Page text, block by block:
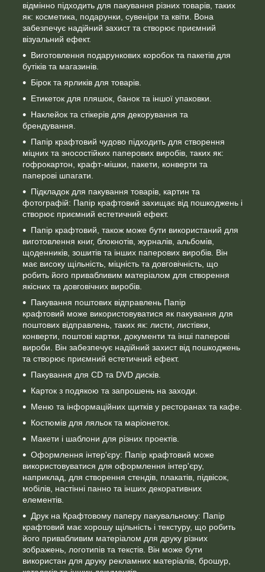
відмінно підходить для пакування різних товарів, таких
як: косметика, подарунки, сувеніри та квіти. Вона
забезпечує надійний захист та створює приємний
візуальний ефект.
Виготовлення подарункових коробок та пакетів для
бутіків та магазинів.
Бірок та ярликів для товарів.
Етикеток для пляшок, банок та іншої упаковки.
Наклейок та стікерів для декорування та
брендування.
Папір крафтовий чудово підходить для створення
міцних та зносостійких паперових виробів, таких як:
гофрокартон, крафт-мішки, пакети, конверти та
паперові шпагати.
Підкладок для пакування товарів, картин та
фотографій: Папір крафтовий захищає від пошкоджень і
створює приємний естетичний ефект.
Папір крафтовий, також може бути використаний для
виготовлення книг, блокнотів, журналів, альбомів,
щоденників, зошитів та інших паперових виробів. Він
має високу щільність, міцність та довговічність, що
робить його привабливим матеріалом для створення
якісних та довговічних виробів.
Пакування поштових відправлень Папір
крафтовий може використовуватися як пакування для
поштових відправлень, таких як: листи, листівки,
конверти, поштові картки, документи та інші паперові
вироби. Він забезпечує надійний захист від пошкоджень
та створює приємний естетичний ефект.
Пакування для CD та DVD дисків.
Карток з подякою та запрошень на заходи.
Меню та інформаційних щитків у ресторанах та кафе.
Костюмів для ляльок та маріонеток.
Макети і шаблони для різних проектів.
Оформлення інтер'єру: Папір крафтовий може
використовуватися для оформлення інтер'єру,
наприклад, для створення стендів, плакатів, підвісок,
мобілів, настінні панно та інших декоративних
елементів.
Друк на Крафтовому паперу пакувальному: Папір
крафтовий має хорошу щільність і текстуру, що робить
його привабливим матеріалом для друку різних
зображень, логотипів та текстів. Він може бути
використан для друку рекламних матеріалів, брошур,